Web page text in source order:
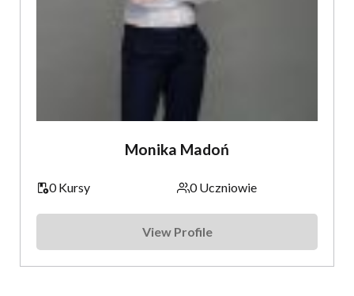
Monika Madoń
0 Kursy 0 Uczniowie
View Profile